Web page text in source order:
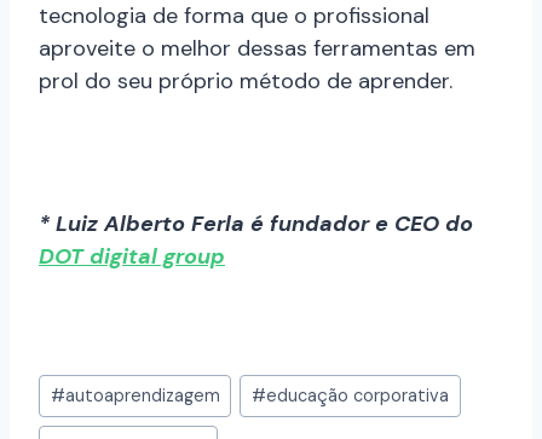
tecnologia de forma que o profissional
aproveite o melhor dessas ferramentas em
prol do seu próprio método de aprender.
* Luiz Alberto Ferla é fundador e CEO do
DOT digital group
#autoaprendizagem #educação corporativa